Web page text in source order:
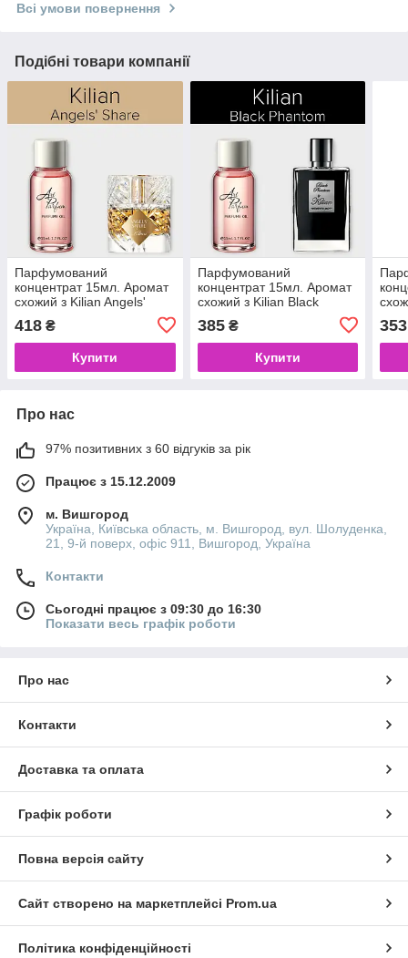
Всі умови повернення
Подібні товари компанії
Парфумований
концентрат 15мл. Аромат
схожий з Kilian Angels'
418 ₴
Купити
Парфумований
концентрат 15мл. Аромат
схожий з Kilian Black
385₴
Купити
353
Про нас
97% позитивних з 60 відгуків за рік
Працює з 15.12.2009
м. Вишгород
Україна, Київська область, м. Вишгород, вул. Шолуденка,
21, 9-й поверх, офіс 911, Вишгород, Україна
Контакти
Сьогодні працює з 09:30 до 16:30
Показати весь графік роботи
Про нас
Контакти
Доставка та оплата
Графік роботи
Повна версія сайту
Сайт створено на маркетплейсі Prom.ua
Політика конфіденційності